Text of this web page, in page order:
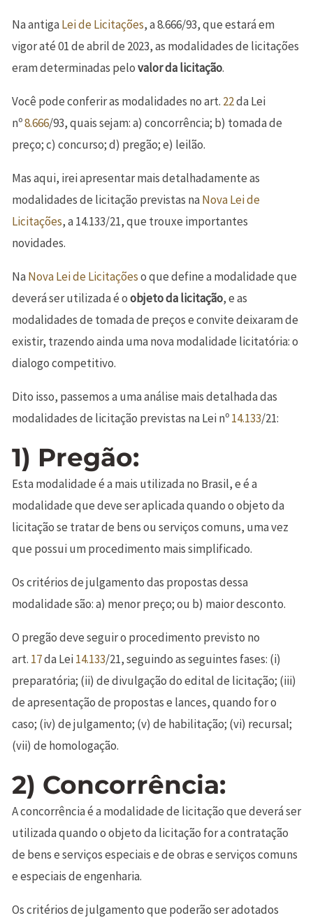
Na antigaLei de Licitações, a 8.666/93, que estará em
vigor até 01 de abril de 2023, as modalidades de licitações
eram determinadas pelovalor da licitação.
Você pode conferir as modalidades no art. 22da Lei
nº8.666/93, quais sejam: a) concorrência; b) tomada de
preço; c) concurso; d) pregão; e) leilão.
Mas aqui, irei apresentar mais detalhadamente as
modalidades de licitação previstas naNovaLei de
Licitações, a 14.133/21, que trouxe importantes
novidades.
NaNovaLei de Licitaçõeso que define a modalidade que
deverá ser utilizada é oobjeto da licitação, e as
modalidades de tomada de preços e convite deixaram de
existir, trazendo ainda uma nova modalidade licitatória: o
dialogo competitivo.
Dito isso, passemos a uma análise mais detalhada das
modalidades de licitação previstas na Lei nº14.133/21:
1) Pregão:
Esta modalidade é a mais utilizada no Brasil, e é a
modalidade que deve ser aplicada quando o objeto da
licitação se tratar de bens ou serviços comuns, uma vez
que possui um procedimento mais simplificado.
Os critérios de julgamento das propostas dessa
modalidade são: a) menor preço; ou b) maior desconto.
O pregão deve seguir o procedimento previsto no
art. 17da Lei14.133/21, seguindo as seguintes fases: (i)
preparatória; (ii) de divulgação do edital de licitação; (iii)
de apresentação de propostas e lances, quando for o
caso; (iv) de julgamento; (v) de habilitação; (vi) recursal;
(vii) de homologação.
2) Concorrência:
A concorrência é a modalidade de licitação que deverá ser
utilizada quando o objeto da licitação for a contratação
de bens e serviços especiais e de obras e serviços comuns
e especiais de engenharia.
Os critérios de julgamento que poderão ser adotados